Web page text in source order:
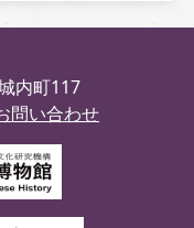
内町117
問い合わせ